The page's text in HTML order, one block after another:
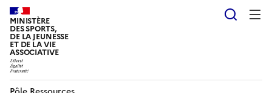
MINISTÈRE
DES SPORTS,
DE LA JEUNESSE
ET DE LA VIE
ASSOCIATIVE